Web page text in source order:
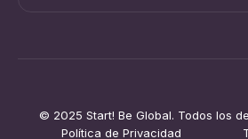
© 2025 Start! Be Global. Todos los
Política de Privacidad